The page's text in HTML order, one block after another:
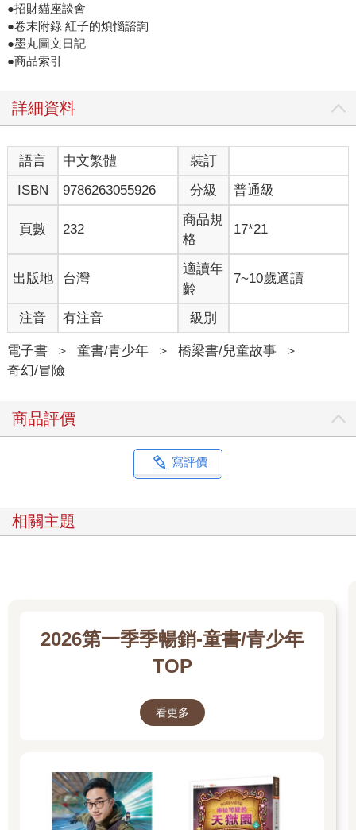
●招財貓座談會
●卷末附錄 紅子的煩惱諮詢
●墨丸圖文日記
●商品索引
詳細資料
語言 中文繁體
裝訂
ISBN
9786263055926 分級 普通級
頁數 232
商品規
格
17*21
出版地 台灣
適讀年
齡
7~10歲適讀
注音 有注音 級別
電子書 ＞ 童書/青少年 ＞ 橋梁書/兒童故事
＞
奇幻/冒險
商品評價
寫評價
相關主題
2026第一季季暢銷-童書/青少年
TOP
看更多